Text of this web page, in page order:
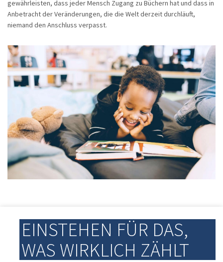
gewährleisten, dass jeder Mensch Zugang zu Büchern hat und dass in
Anbetracht der Veränderungen, die die Welt derzeit durchläuft,
niemand den Anschluss verpasst.
EINSTEHEN FÜR DAS,
WAS WIRKLICH ZÄHLT